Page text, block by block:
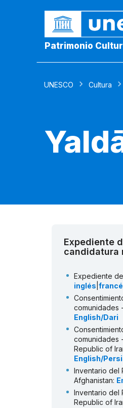
Patrimonio
UNESCO Cultura
Expediente
candidatura
Expediente
inglés
comunidades
English/Dari
comunidades
Republic of
English/
Inventario del
Afghanistan:
Inventario del
Republic of